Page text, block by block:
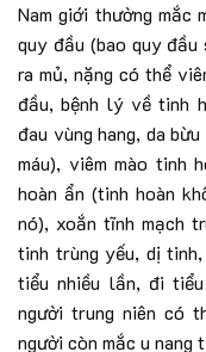
Nam giới thường mắc
quy đầu (bao quy
ra mủ, nặng có thể
đầu, bệnh lý về tinh
đau vùng hang, da
máu), viêm mào tinh
hoàn ẩn (tinh hoàn
nó), xoắn tĩnh mạch
tinh trùng yếu, dị
tiểu nhiều lần, đi
người trung niên có
người còn mắc u nang